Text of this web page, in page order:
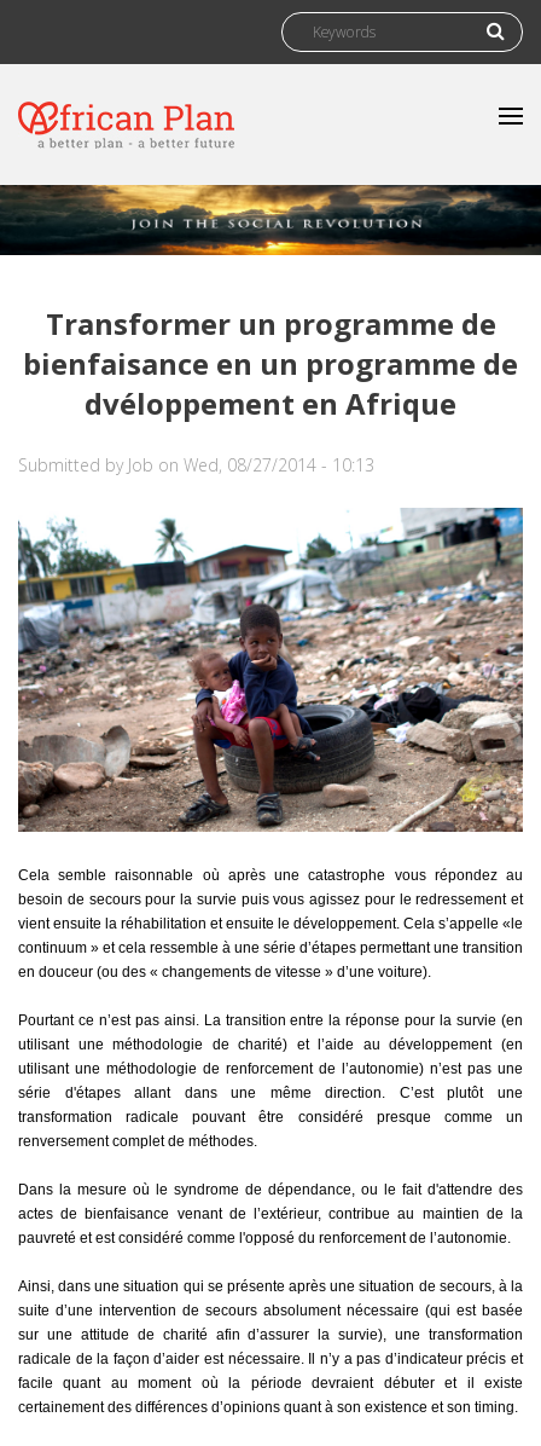
Search form
Search
Transformer un programme de
bienfaisance en un programme de
dvéloppement en Afrique
Submitted by Job on Wed, 08/27/2014 - 10:13
Cela semble raisonnable où après une catastrophe vous répondez au
besoin de secours pour la survie puis vous agissez pour le redressement et
vient ensuite la réhabilitation et ensuite le développement. Cela s’appelle «le
continuum » et cela ressemble à une série d’étapes permettant une transition
en douceur (ou des « changements de vitesse » d’une voiture).
Pourtant ce n’est pas ainsi. La transition entre la réponse pour la survie (en
utilisant une méthodologie de charité) et l’aide au développement (en
utilisant une méthodologie de renforcement de l’autonomie) n’est pas une
série d'étapes allant dans une même direction. C’est plutôt une
transformation radicale pouvant être considéré presque comme un
renversement complet de méthodes.
Dans la mesure où le syndrome de dépendance, ou le fait d'attendre des
actes de bienfaisance venant de l’extérieur, contribue au maintien de la
pauvreté et est considéré comme l'opposé du renforcement de l’autonomie.
Ainsi, dans une situation qui se présente après une situation de secours, à la
suite d’une intervention de secours absolument nécessaire (qui est basée
sur une attitude de charité afin d’assurer la survie), une transformation
radicale de la façon d’aider est nécessaire. Il n’y a pas d’indicateur précis et
facile quant au moment où la période devraient débuter et il existe
certainement des différences d’opinions quant à son existence et son timing.